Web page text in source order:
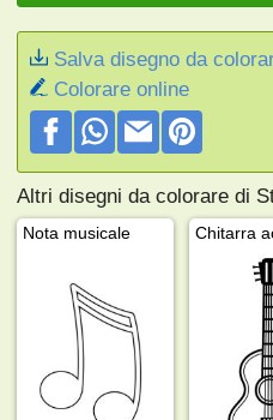
Salva disegno da
Colorare online
Altri disegni da colorare di
Nota musicale Chitarra